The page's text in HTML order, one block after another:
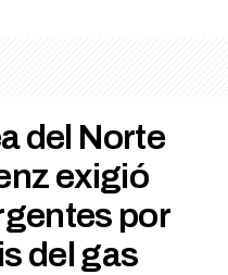
del Norte
exigió
por
del gas